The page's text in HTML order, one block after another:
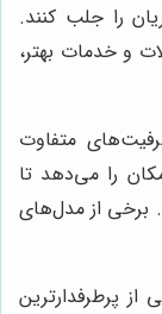
را جلب کنند.
و خدمات بهتر،
متفاوت
را می‌دهد تا
برخی از مدل‌های
از پرطرفدارترین